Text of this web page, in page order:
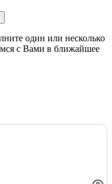
один или несколько
с Вами в ближайшее